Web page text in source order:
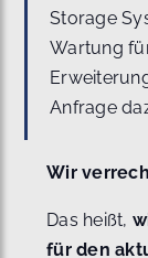
Storage
Wartung
Anfrage
Wir
Das heißt,
für den